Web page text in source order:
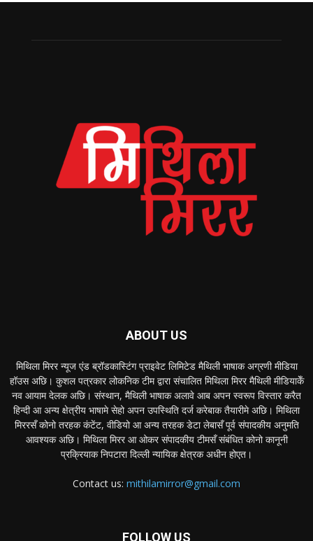
ABOUT US
मिथिला मिरर न्यूज एंड ब्रॉडकास्टिंग प्राइवेट लिमिटेड मैथिली भाषाक अग्रणी मीडिया
हॉउस अछि। कुशल पत्रकार लोकनिक टीम द्वारा संचालित मिथिला मिरर मैथिली मीडियाकेँ
नव आयाम देलक अछि। संस्थान, मैथिली भाषाक अलावे आब अपन स्वरूप विस्तार करैत
हिन्दी आ अन्य क्षेत्रीय भाषामे सेहो अपन उपस्थिति दर्ज करेबाक तैयारीमे अछि। मिथिला
मिररसँ कोनो तरहक कंटेंट, वीडियो आ अन्य तरहक डेटा लेबासँ पूर्व संपादकीय अनुमति
आवश्यक अछि। मिथिला मिरर आ ओकर संपादकीय टीमसँ संबंधित कोनो कानूनी
प्रक्रियाक निपटारा दिल्ली न्यायिक क्षेत्रक अधीन होएत।
Contact us: mithilamirror@gmail.com
FOLLOW US